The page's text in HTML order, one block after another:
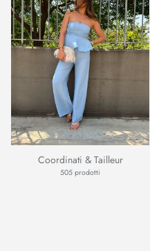
Coordinati & Tailleur
505 prodotti